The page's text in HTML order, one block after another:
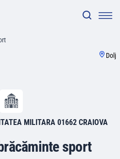
Dolj
MILITARA 01662 CRAIOVA
sport